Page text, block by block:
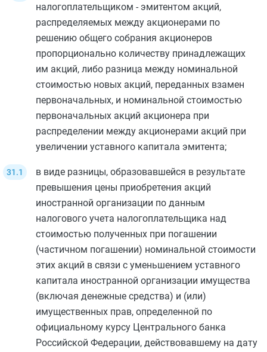
налогоплательщиком - эмитентом акций,
распределяемых между акционерами по
решению общего собрания акционеров
пропорционально количеству принадлежащих
им акций, либо разница между номинальной
стоимостью новых акций, переданных взамен
первоначальных, и номинальной стоимостью
первоначальных акций акционера при
распределении между акционерами акций при
увеличении уставного капитала эмитента;
в виде разницы, образовавшейся в результате
превышения цены приобретения акций
иностранной организации по данным
налогового учета налогоплательщика над
стоимостью полученных при погашении
(частичном погашении) номинальной стоимости
этих акций в связи с уменьшением уставного
капитала иностранной организации имущества
(включая денежные средства) и (или)
имущественных прав, определенной по
официальному курсу Центрального банка
Российской Федерации, действовавшему на дату